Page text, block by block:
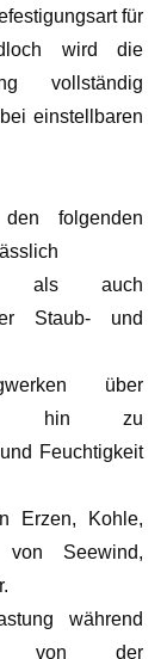
für
wird die
vollständig
einstellbaren
folgenden
als auch
Staub- und
über
bis hin zu
Feuchtigkeit
Erzen, Kohle,
Seewind,
während
von der